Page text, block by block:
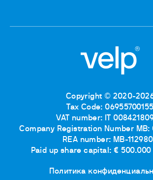
Copyright © 2020-
Tax Code: 06955700155
VAT number: IT
Company Registration Number MB:
REA number: MB-
Paid up share capital: €
Политика